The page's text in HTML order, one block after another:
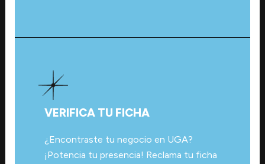
VERIFICA TU FICHA
¿Encontraste tu negocio en UGA?
¡Potencia tu presencia! Reclama tu ficha